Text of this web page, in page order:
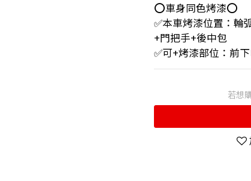
⭕️車身同色烤漆⭕️
✅本車烤漆位置：輪
+門把手+後中包
✅可+烤漆部位：前
若想